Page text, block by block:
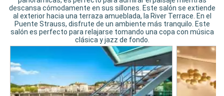
descansa cómodamente en sus sillones. Este salón se extiende
al exterior hacia una terraza amueblada, la River Terrace. En el
Puente Strauss, disfrute de un ambiente más tranquilo. Este
salón es perfecto para relajarse tomando una copa con música
clásica y jazz de fondo.